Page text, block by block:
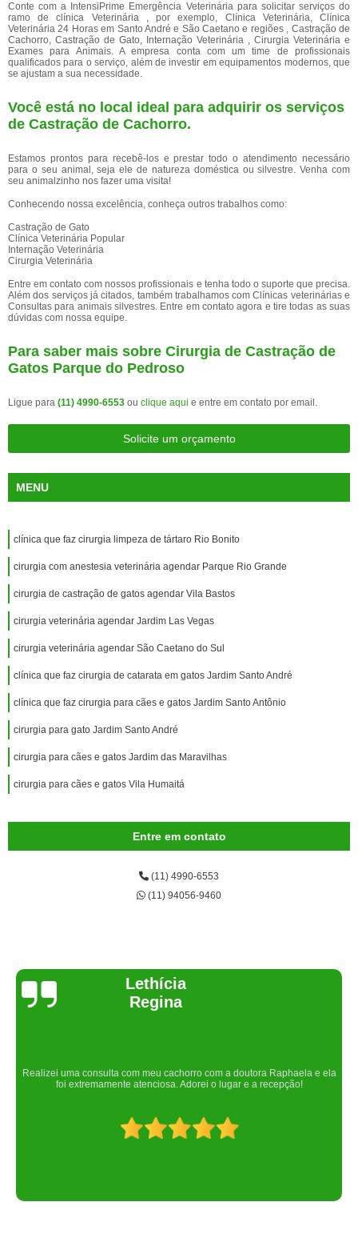
Conte com a IntensiPrime Emergência Veterinária para solicitar serviços do
ramo de clínica Veterinária , por exemplo, Clínica Veterinária, Clínica
Veterinária 24 Horas em Santo André e São Caetano e regiões , Castração de
Cachorro, Castração de Gato, Internação Veterinária , Cirurgia Veterinária e
Exames para Animais. A empresa conta com um time de profissionais
qualificados para o serviço, além de investir em equipamentos modernos, que
se ajustam a sua necessidade.
Você está no local ideal para adquirir os serviços
de Castração de Cachorro.
Estamos prontos para recebê-los e prestar todo o atendimento necessário
para o seu animal, seja ele de natureza doméstica ou silvestre. Venha com
seu animalzinho nos fazer uma visita!
Conhecendo nossa excelência, conheça outros trabalhos como:
Castração de Gato
Clínica Veterinária Popular
Internação Veterinária
Cirurgia Veterinária
Entre em contato com nossos profissionais e tenha todo o suporte que precisa.
Além dos serviços já citados, também trabalhamos com Clínicas veterinárias e
Consultas para animais silvestres. Entre em contato agora e tire todas as suas
dúvidas com nossa equipe.
Para saber mais sobre Cirurgia de Castração de
Gatos Parque do Pedroso
Ligue para (11) 4990-6553 ou clique aqui e entre em contato por email.
Solicite um orçamento
MENU
clínica que faz cirurgia limpeza de tártaro Rio Bonito
cirurgia com anestesia veterinária agendar Parque Rio Grande
cirurgia de castração de gatos agendar Vila Bastos
cirurgia veterinária agendar Jardim Las Vegas
cirurgia veterinária agendar São Caetano do Sul
clínica que faz cirurgia de catarata em gatos Jardim Santo André
clínica que faz cirurgia para cães e gatos Jardim Santo Antônio
cirurgia para gato Jardim Santo André
cirurgia para cães e gatos Jardim das Maravilhas
cirurgia para cães e gatos Vila Humaitá
Entre em contato
(11) 4990-6553
(11) 94056-9460
Joelma Lilian
Um lugar maravilhoso. Sempre serei grata pelo que fizeram por nós!